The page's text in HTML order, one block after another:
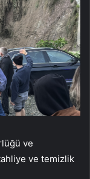
ve
ve temizlik